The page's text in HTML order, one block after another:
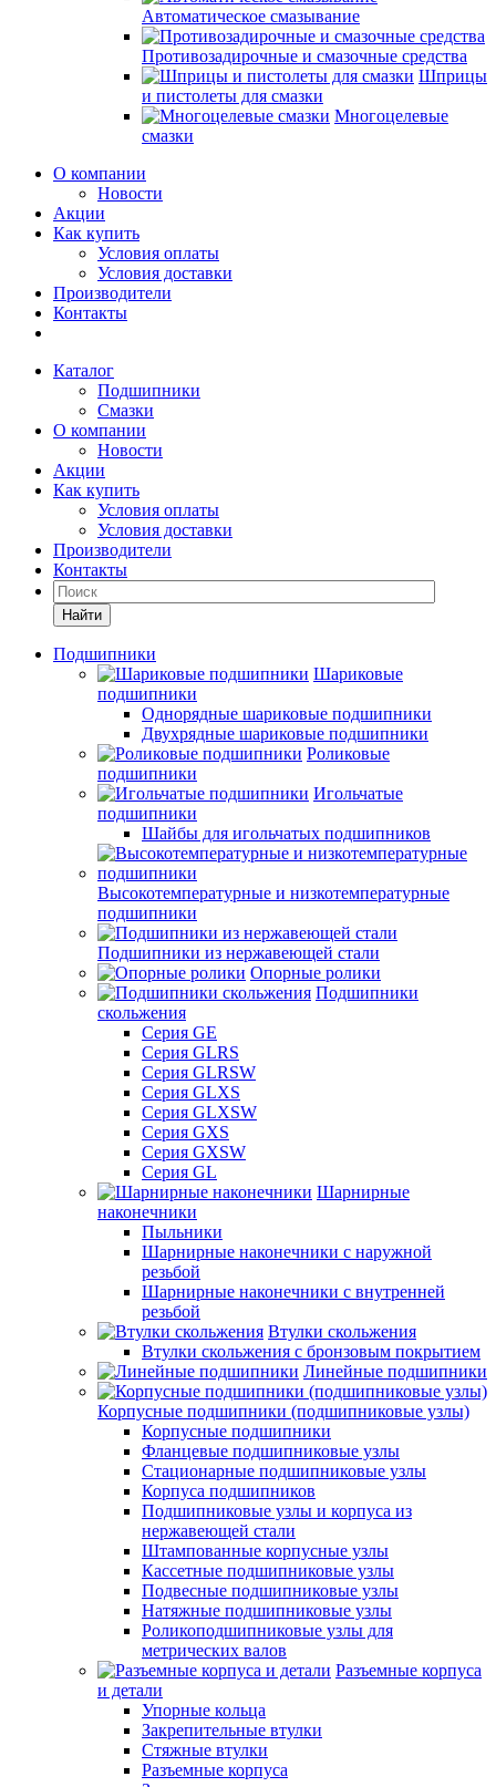
Автоматическое смазывание
Противозадирочные и смазочные средства
Шприцы
и пистолеты для смазки
Многоцелевые
смазки
О компании
Новости
Акции
Как купить
Условия оплаты
Условия доставки
Производители
Контакты
Каталог
Подшипники
Смазки
О компании
Новости
Акции
Как купить
Условия оплаты
Условия доставки
Производители
Контакты
Найти
Подшипники
Шариковые
подшипники
Однорядные шариковые подшипники
Двухрядные шариковые подшипники
Роликовые
подшипники
Игольчатые
подшипники
Шайбы для игольчатых подшипников
Высокотемпературные и низкотемпературные
подшипники
Подшипники из нержавеющей стали
Опорные ролики
Подшипники
скольжения
Серия GE
Серия GLRS
Серия GLRSW
Серия GLXS
Серия GLXSW
Серия GXS
Серия GXSW
Серия GL
Шарнирные
наконечники
Пыльники
Шарнирные наконечники с наружной
резьбой
Шарнирные наконечники с внутренней
резьбой
Втулки скольжения
Втулки скольжения с бронзовым покрытием
Линейные подшипники
Корпусные подшипники (подшипниковые узлы)
Корпусные подшипники
Фланцевые подшипниковые узлы
Стационарные подшипниковые узлы
Корпуса подшипников
Подшипниковые узлы и корпуса из
нержавеющей стали
Штампованные корпусные узлы
Кассетные подшипниковые узлы
Подвесные подшипниковые узлы
Натяжные подшипниковые узлы
Роликоподшипниковые узлы для
метрических валов
Разъемные корпуса
и детали
Упорные кольца
Закрепительные втулки
Стяжные втулки
Разъемные корпуса